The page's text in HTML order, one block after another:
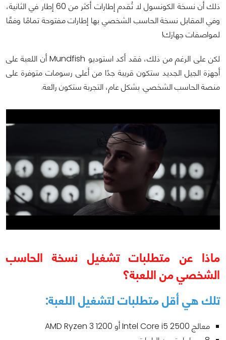
ذلك أن نسخة الكونسول لا تُقدم إطارات أكثر من 60 إطار في الثانية،
وفي المقابل نسخة الحاسب الشخصي بها إطارات مفتوحة تمامًا وفقًا
لمواصفات جهازك!
لكن على الرغم من ذلك، فقد أكد استوديو Mundfish أن اللعبة على
أجهزة الجيل الجديد ستكون قريبة جدًا من أعلى رسومات متوفرة على
منصة الحاسب الشخصي. بشكل عام، التجربة ستكون رائعة.
ماذا عن متطلبات تشغيل نسخة الحاسب
الشخصي من اللعبة؟
تلك هي أقل متطلبات لتشغيل اللعبة:
معالج Intel Core i5 2500 أو AMD Ryzen 3 1200